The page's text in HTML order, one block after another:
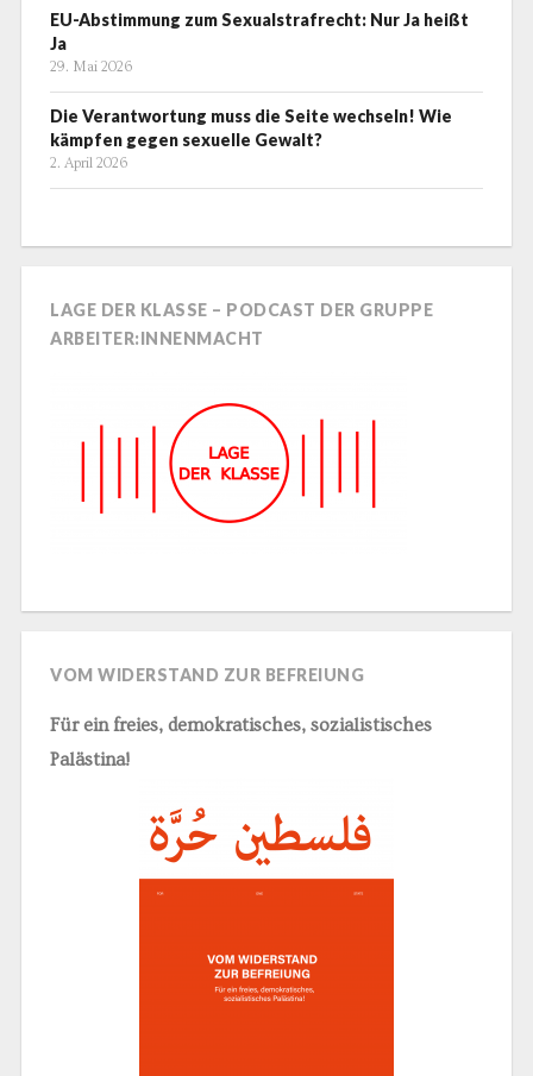
EU-Abstimmung zum Sexualstrafrecht: Nur Ja heißt
Ja
29. Mai 2026
Die Verantwortung muss die Seite wechseln! Wie
kämpfen gegen sexuelle Gewalt?
2. April 2026
LAGE DER KLASSE – PODCAST DER GRUPPE
ARBEITER:INNENMACHT
VOM WIDERSTAND ZUR BEFREIUNG
Für ein freies, demokratisches, sozialistisches
Palästina!